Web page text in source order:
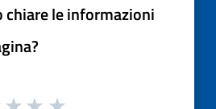
chiare le informazioni